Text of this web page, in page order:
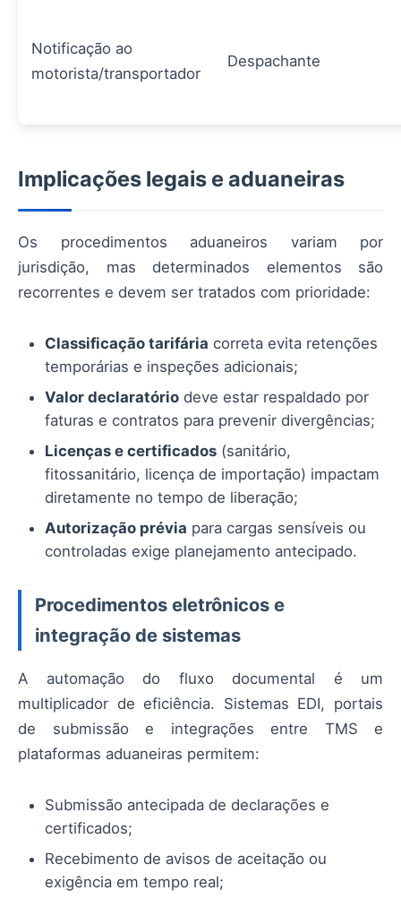
Notificação ao
motorista/transportador
Despachante
Implicações legais e aduaneiras
Os procedimentos aduaneiros variam por
jurisdição, mas determinados elementos são
recorrentes e devem ser tratados com prioridade:
Classificação tarifária correta evita retenções
temporárias e inspeções adicionais;
Valor declaratório deve estar respaldado por
faturas e contratos para prevenir divergências;
Licenças e certificados (sanitário,
fitossanitário, licença de importação) impactam
diretamente no tempo de liberação;
Autorização prévia para cargas sensíveis ou
controladas exige planejamento antecipado.
Procedimentos eletrônicos e
integração de sistemas
A automação do fluxo documental é um
multiplicador de eficiência. Sistemas EDI, portais
de submissão e integrações entre TMS e
plataformas aduaneiras permitem:
Submissão antecipada de declarações e
certificados;
Recebimento de avisos de aceitação ou
exigência em tempo real;